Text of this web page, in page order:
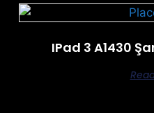
IPad 3 A1430